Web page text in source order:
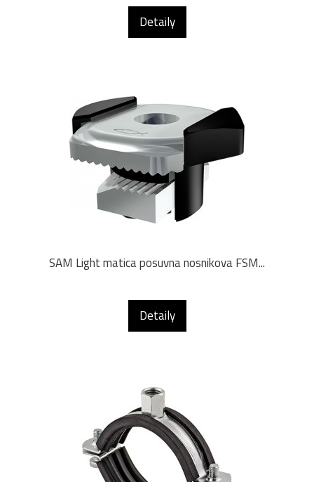
Detaily
SAM Light matica posuvna nosnikova FSM...
Detaily